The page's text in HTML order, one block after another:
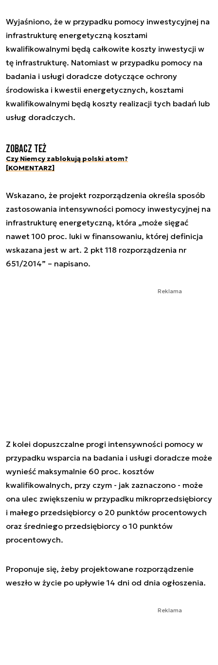
Wyjaśniono, że w przypadku pomocy inwestycyjnej na
infrastrukturę energetyczną kosztami
kwalifikowalnymi będą całkowite koszty inwestycji w
tę infrastrukturę. Natomiast w przypadku pomocy na
badania i usługi doradcze dotyczące ochrony
środowiska i kwestii energetycznych, kosztami
kwalifikowalnymi będą koszty realizacji tych badań lub
usług doradczych.
Zobacz też
Czy Niemcy zablokują polski atom?
[KOMENTARZ]
Wskazano, że projekt rozporządzenia określa sposób
zastosowania intensywności pomocy inwestycyjnej na
infrastrukturę energetyczną, która „może sięgać
nawet 100 proc. luki w finansowaniu, której definicja
wskazana jest w art. 2 pkt 118 rozporządzenia nr
651/2014” – napisano.
Reklama
Z kolei dopuszczalne progi intensywności pomocy w
przypadku wsparcia na badania i usługi doradcze może
wynieść maksymalnie 60 proc. kosztów
kwalifikowalnych, przy czym - jak zaznaczono - może
ona ulec zwiększeniu w przypadku mikroprzedsiębiorcy
i małego przedsiębiorcy o 20 punktów procentowych
oraz średniego przedsiębiorcy o 10 punktów
procentowych.
Proponuje się, żeby projektowane rozporządzenie
weszło w życie po upływie 14 dni od dnia ogłoszenia.
Reklama